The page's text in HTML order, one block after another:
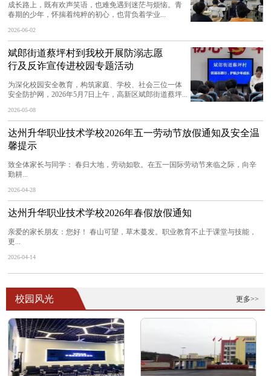
成长路上，既有欢声笑语，也难免遇到迷茫与烦恼。青
春期的少年，怀揣着纯粹的初心，也背负着学业...
2026-06-02
斌郎街道蔡坪村到我校开展防溺志愿
行及反诈宣传进校园专题活动
为深化校园安全教育，构筑家庭、学校、社会三位一体
安全防护网，2026年5月7日上午，高新区斌郎街道蔡坪...
2026-05-08
达州升华职业技术学校2026年五一劳动节放假通知及安全温
馨提示
致全体家长与同学： 春归大地，劳动如歌。在五一国际劳动节来临之际，向辛
勤耕...
2026-04-28
达州升华职业技术学校2026年春假放假通知
亲爱的家长朋友：您好！ 春山可望，草木蔓发。职业教育不止于课堂与技能，
更...
2026-04-14
更多>>
校园风光